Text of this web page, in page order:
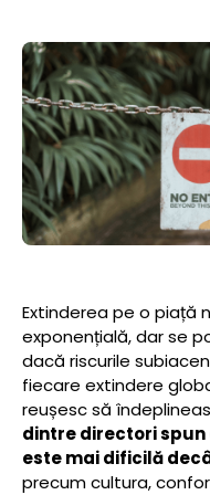
Extinderea pe o piață
exponențială, dar se
dacă riscurile
fiecare extindere
reușesc să
dintre directori spun
este mai dificilă
precum cultura,